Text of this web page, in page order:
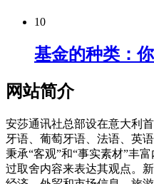
10
基金的种类：
网站简介
安莎通讯社总部设在意大利
牙语、葡萄牙语、法语、英
秉承“客观”和“事实素材”丰
过取舍内容来表达其观点。